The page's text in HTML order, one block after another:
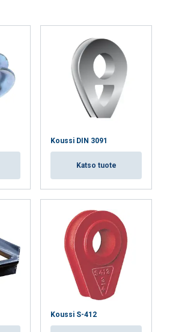
Koussi DIN 3091
Katso tuote
Koussi S-412
HYVÄKSY KAIKKI
HYLKÄÄ KAIKKI